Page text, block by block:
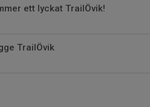
ett lyckat TrailÖvik!
TrailÖvik